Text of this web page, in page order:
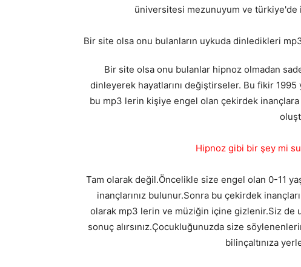
üniversitesi mezunuyum ve türkiye'de
Bir site olsa onu bulanların uykuda dinledikleri
Bir site olsa onu bulanlar hipnoz olmadan
dinleyerek hayatlarını değiştirseler. Bu fikir 1995
bu mp3 lerin kişiye engel olan çekirdek inançlara
Hipnoz gibi bir şey mi
Tam olarak değil.Öncelikle size engel olan 0-11
inançlarınız bulunur.Sonra bu çekirdek
olarak mp3 lerin ve müziğin içine gizlenir.Siz de
sonuç alırsınız.Çocukluğunuzda size
bilinçaltınıza